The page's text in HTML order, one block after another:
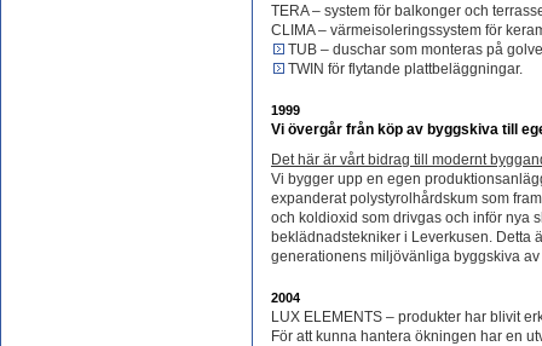
TERA – system för balkonger och
CLIMA – värmeisoleringssystem för
TUB – duschar som monteras på
TWIN för flytande plattbeläggningar.
1999
Vi övergår från köp av byggskiva till
Det här är vårt bidrag till modernt
Vi bygger upp en egen
expanderat polystyrolhårdskum som
och koldioxid som drivgas och inför nya
beklädnadstekniker i Leverkusen. Detta
generationens miljövänliga byggskiva
2004
LUX ELEMENTS – produkter har blivit
För att kunna hantera ökningen har en